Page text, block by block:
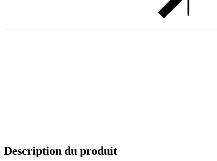
Description du produit